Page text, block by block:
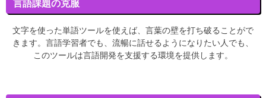
言語課題の克服
文字を使った単語ツールを使えば、言葉の壁を打ち破ることがで
きます。言語学習者でも、流暢に話せるようになりたい人でも、
このツールは言語開発を支援する環境を提供します。